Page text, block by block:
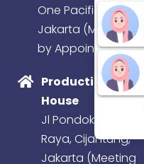
One Pacific Place,
Jakarta (Meeting
by Appointment)
Production
House
Jl Pondok Baru
Raya, Cijantung,
Jakarta (Meeting